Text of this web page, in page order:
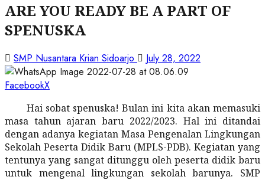
ARE YOU READY BE A PART OF
SPENUSKA
SMP Nusantara Krian Sidoarjo
July 28, 2022
FacebookX
Hai sobat spenuska! Bulan ini kita akan memasuki
masa tahun ajaran baru 2022/2023. Hal ini ditandai
dengan adanya kegiatan Masa Pengenalan Lingkungan
Sekolah Peserta Didik Baru (MPLS-PDB). Kegiatan yang
tentunya yang sangat ditunggu oleh peserta didik baru
untuk mengenal lingkungan sekolah barunya. SMP